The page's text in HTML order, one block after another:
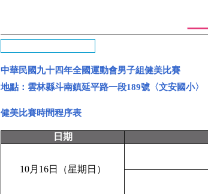
中華民國九十四年全國運動會男子組健美比賽
地點：雲林縣斗南鎮延平路一段189號〈文安國小〉
健美比賽時間程序表
日期
10月16日（星期日）